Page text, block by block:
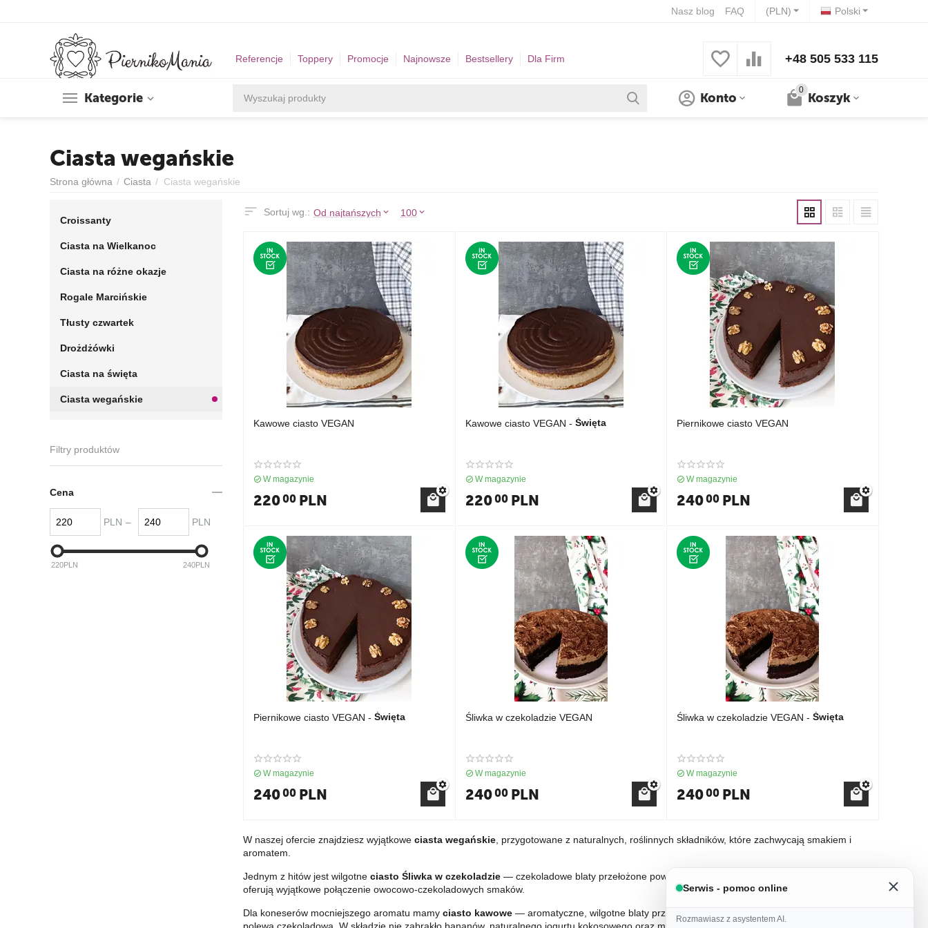
Polski
(PLN)
Nasz blog FAQ
Referencje Toppery Promocje Najnowsze Bestsellery Dla Firm +48 505 533 115
Kategorie
0
Koszyk
Konto
Ciasta wegańskie
Strona główna / Ciasta / Ciasta wegańskie
W naszej ofercie znajdziesz wyjątkowe ciasta wegańskie , przygotowane z naturalnych, roślinnych składników, które zachwycają smakiem i
aromatem.
Jednym z hitów jest wilgotne ciasto Śliwka w czekoladzie — czekoladowe blaty przełożone powidłami i kremem z suszonych śliwek, które
oferują wyjątkowe połączenie owocowo-czekoladowych smaków.
Dla koneserów mocniejszego aromatu mamy ciasto kawowe — aromatyczne, wilgotne blaty przełożone kawowym kremem i oblane pyszną
Sortuj wg.: Od najtańszych 100
Kawowe ciasto VEGAN
W magazynie
22000 PLN
Kawowe ciasto VEGAN - Święta
W magazynie
22000 PLN
Piernikowe ciasto VEGAN
W magazynie
24000 PLN
Piernikowe ciasto VEGAN - Święta
W magazynie
24000 PLN
Śliwka w czekoladzie VEGAN
W magazynie
24000 PLN
Śliwka w czekoladzie VEGAN -Święta
W magazynie
24000 PLN
Croissanty
Ciasta na Wielkanoc
Ciasta na różne okazje
Rogale Marcińskie
Tłusty czwartek
Drożdżówki
Ciasta na święta
Ciasta wegańskie
Filtry produktów
Cena
PLN – PLN
220PLN 240PLN
Serwis - pomoc online
Rozmawiasz z asystentem AI.